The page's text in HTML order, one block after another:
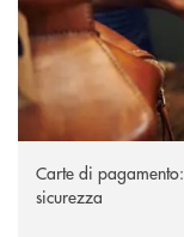
Carte di
sicurezza